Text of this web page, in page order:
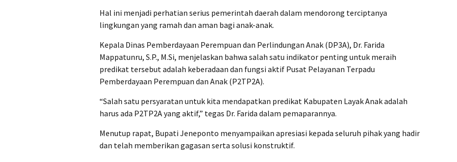
Hal ini menjadi perhatian serius pemerintah daerah dalam mendorong terciptanya
lingkungan yang ramah dan aman bagi anak-anak.
Kepala Dinas Pemberdayaan Perempuan dan Perlindungan Anak (DP3A), Dr. Farida
Mappatunru, S.P., M.Si, menjelaskan bahwa salah satu indikator penting untuk meraih
predikat tersebut adalah keberadaan dan fungsi aktif Pusat Pelayanan Terpadu
Pemberdayaan Perempuan dan Anak (P2TP2A).
“Salah satu persyaratan untuk kita mendapatkan predikat Kabupaten Layak Anak adalah
harus ada P2TP2A yang aktif,” tegas Dr. Farida dalam pemaparannya.
Menutup rapat, Bupati Jeneponto menyampaikan apresiasi kepada seluruh pihak yang hadir
dan telah memberikan gagasan serta solusi konstruktif.